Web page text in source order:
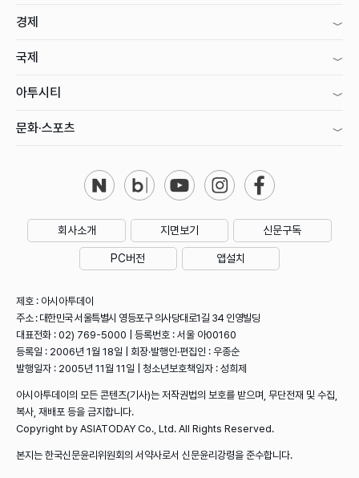
경제
국제
아투시티
문화·스포츠
회사소개 지면보기 신문구독
PC버전 앱설치
제호 : 아시아투데이
주소 : 대한민국 서울특별시 영등포구 의사당대로1길 34 인영빌딩
대표전화 : 02) 769-5000 | 등록번호 : 서울 아00160
등록일 : 2006년 1월 18일 | 회장·발행인·편집인 : 우종순
발행일자 : 2005년 11월 11일 | 청소년보호책임자 : 성희제
아시아투데이의 모든 콘텐츠(기사)는 저작권법의 보호를 받으며, 무단전재 및 수집,
복사, 재배포 등을 금지합니다.
Copyright by ASIATODAY Co., Ltd. All Rights Reserved.
본지는 한국신문윤리위원회의 서약사로서 신문윤리강령을 준수합니다.